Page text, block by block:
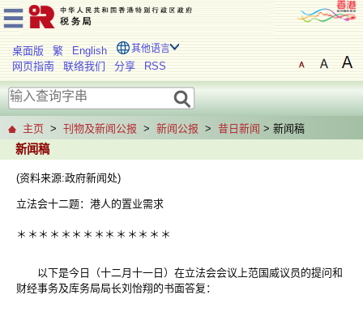
桌面版 繁 English 其他语言
网页指南 联络我们 分享 RSS
主页 > 刊物及新闻公报 > 新闻公报 > 昔日新闻 > 新闻稿
新闻稿
(资料来源:政府新闻处)
立法会十二题：港人的置业需求
＊ ＊ ＊ ＊ ＊ ＊ ＊ ＊ ＊ ＊ ＊ ＊ ＊ ＊
以下是今日（十二月十一日）在立法会会议上范国威议员的提问和
财经事务及库务局局长刘怡翔的书面答复：